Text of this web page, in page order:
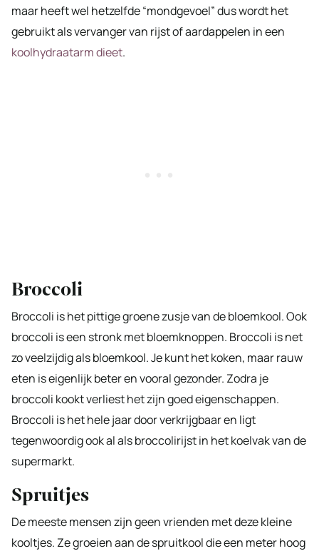
maar heeft wel hetzelfde “mondgevoel” dus wordt het
gebruikt als vervanger van rijst of aardappelen in een
koolhydraatarm dieet.
Broccoli
Broccoli is het pittige groene zusje van de bloemkool. Ook
broccoli is een stronk met bloemknoppen. Broccoli is net
zo veelzijdig als bloemkool. Je kunt het koken, maar rauw
eten is eigenlijk beter en vooral gezonder. Zodra je
broccoli kookt verliest het zijn goed eigenschappen.
Broccoli is het hele jaar door verkrijgbaar en ligt
tegenwoordig ook al als broccolirijst in het koelvak van de
supermarkt.
Spruitjes
De meeste mensen zijn geen vrienden met deze kleine
kooltjes. Ze groeien aan de spruitkool die een meter hoog